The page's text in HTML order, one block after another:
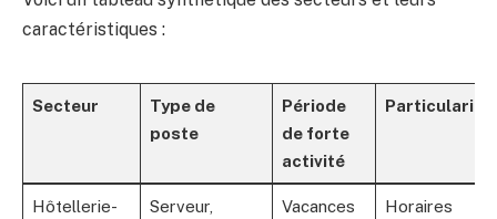
caractéristiques :
Secteur
Type de
poste
Période
de forte
activité
Hôtellerie-
Serveur,
Vacances
Horaires